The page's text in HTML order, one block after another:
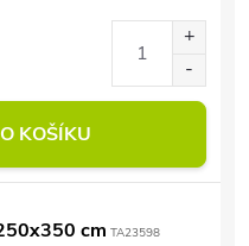
KOŠÍKU
cm TA23598